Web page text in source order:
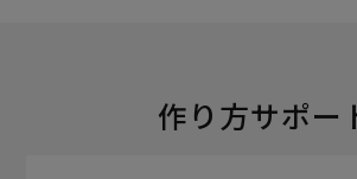
作り方サポー